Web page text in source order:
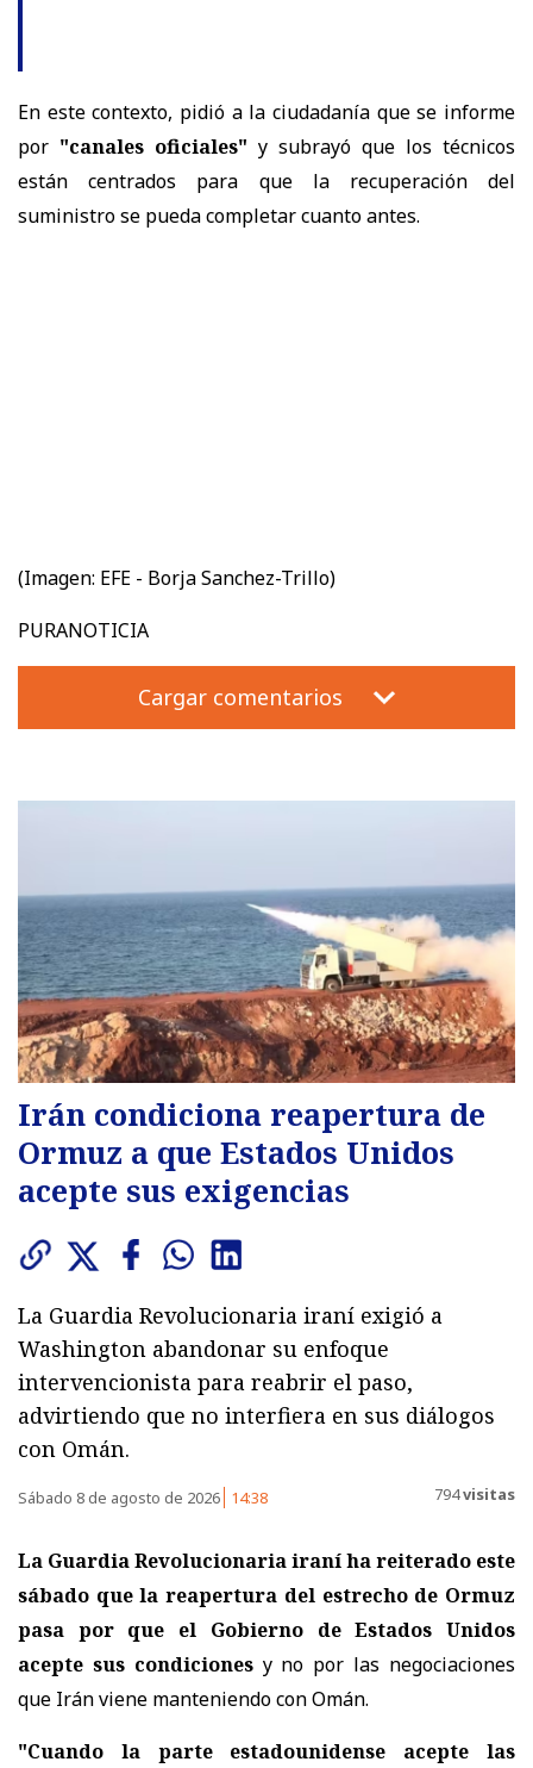
En este contexto, pidió a la ciudadanía que se informe
por "canales oficiales" y subrayó que los técnicos
están centrados para que la recuperación del
suministro se pueda completar cuanto antes.
(Imagen: EFE - Borja Sanchez-Trillo)
PURANOTICIA
Cargar comentarios
Irán condiciona reapertura de
Ormuz a que Estados Unidos
acepte sus exigencias
La Guardia Revolucionaria iraní exigió a
Washington abandonar su enfoque
intervencionista para reabrir el paso,
advirtiendo que no interfiera en sus diálogos
con Omán.
Sábado 8 de agosto de 2026 14:38 794visitas
La Guardia Revolucionaria iraní ha reiterado este
sábado que la reapertura del estrecho de Ormuz
pasa por que el Gobierno de Estados Unidos
acepte sus condicionesy no por las negociaciones
que Irán viene manteniendo con Omán.
"Cuando la parte estadounidense acepte las